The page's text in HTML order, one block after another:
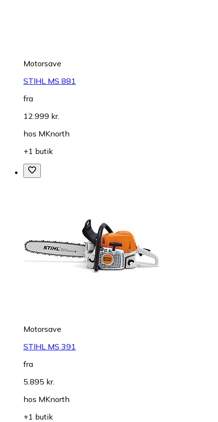
Motorsave
STIHL MS 881
fra
12.999 kr.
hos MKnorth
+1 butik
Motorsave
STIHL MS 391
fra
5.895 kr.
hos MKnorth
+1 butik